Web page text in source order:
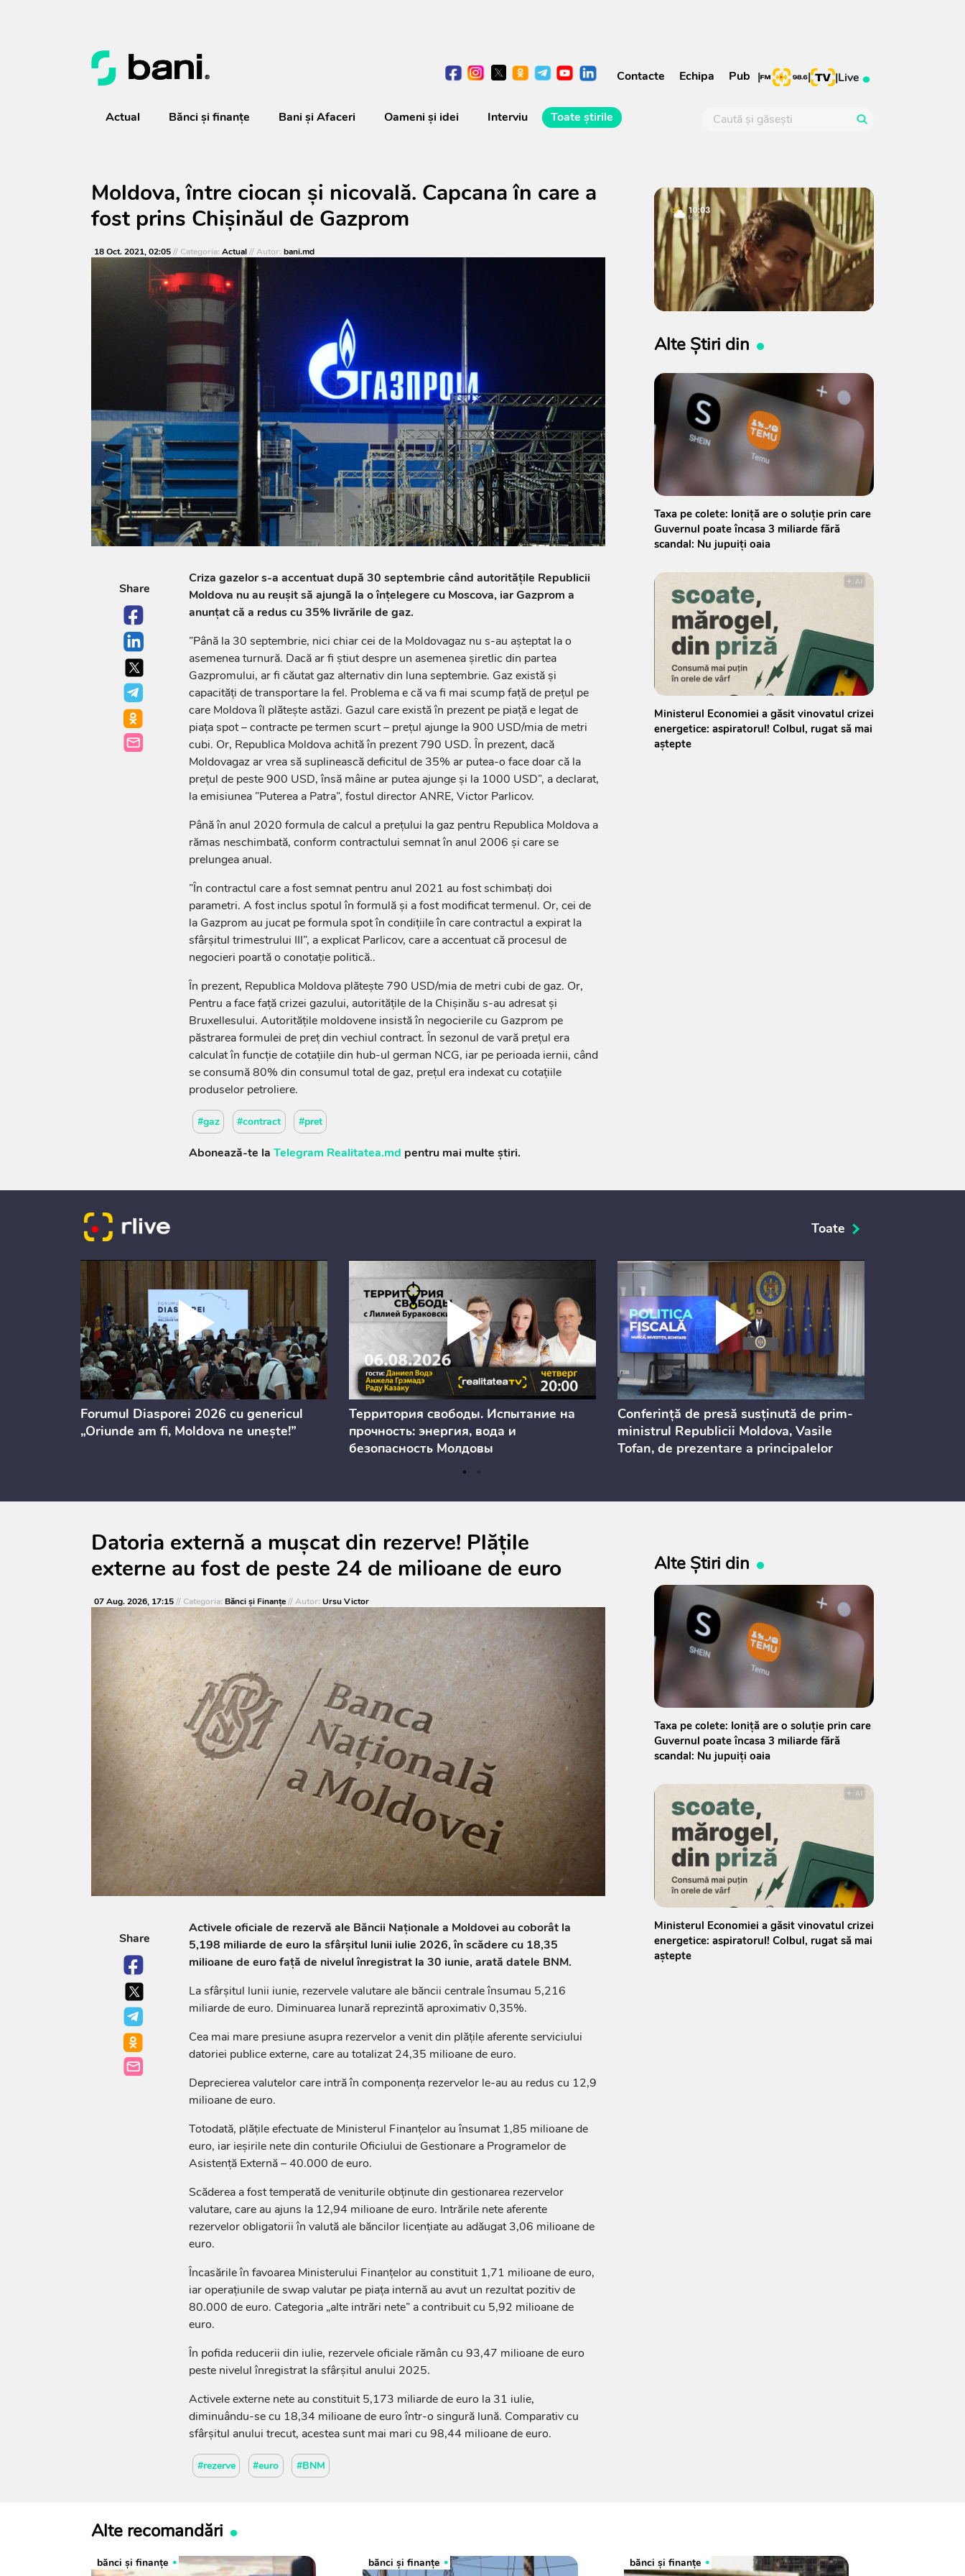
Contacte Echipa Pub | | |Live
Actual Bănci şi finanţe Bani și Afaceri Oameni şi idei Interviu Toate știrile
Moldova, între ciocan și nicovală. Capcana în care a
fost prins Chișinăul de Gazprom
18 Oct. 2021, 02:05// Categoria: Actual// Autor: bani.md
Share
Criza gazelor s-a accentuat după 30 septembrie când autoritățile Republicii
Moldova nu au reușit să ajungă la o înțelegere cu Moscova, iar Gazprom a
anunțat că a redus cu 35% livrările de gaz.
”Până la 30 septembrie, nici chiar cei de la Moldovagaz nu s-au așteptat la o
asemenea turnură. Dacă ar fi știut despre un asemenea șiretlic din partea
Gazpromului, ar fi căutat gaz alternativ din luna septembrie. Gaz există și
capacități de transportare la fel. Problema e că va fi mai scump față de prețul pe
care Moldova îl plătește astăzi. Gazul care există în prezent pe piață e legat de
piața spot – contracte pe termen scurt – prețul ajunge la 900 USD/mia de metri
cubi. Or, Republica Moldova achită în prezent 790 USD. În prezent, dacă
Moldovagaz ar vrea să suplinească deficitul de 35% ar putea-o face doar că la
prețul de peste 900 USD, însă mâine ar putea ajunge și la 1000 USD”, a declarat,
la emisiunea ”Puterea a Patra”, fostul director ANRE, Victor Parlicov.
Până în anul 2020 formula de calcul a prețului la gaz pentru Republica Moldova a
rămas neschimbată, conform contractului semnat în anul 2006 și care se
prelungea anual.
”În contractul care a fost semnat pentru anul 2021 au fost schimbați doi
parametri. A fost inclus spotul în formulă și a fost modificat termenul. Or, cei de
la Gazprom au jucat pe formula spot în condițiile în care contractul a expirat la
sfârșitul trimestrului III”, a explicat Parlicov, care a accentuat că procesul de
negocieri poartă o conotație politică..
În prezent, Republica Moldova plătește 790 USD/mia de metri cubi de gaz. Or,
Pentru a face față crizei gazului, autoritățile de la Chișinău s-au adresat și
Bruxellesului. Autoritățile moldovene insistă în negocierile cu Gazprom pe
păstrarea formulei de preț din vechiul contract. În sezonul de vară prețul era
calculat în funcție de cotațiile din hub-ul german NCG, iar pe perioada iernii, când
se consumă 80% din consumul total de gaz, prețul era indexat cu cotațiile
produselor petroliere.
#gaz #contract #pret
Abonează-te la Telegram Realitatea.md pentru mai multe știri.
Alte Știri din
Taxa pe colete: Ioniță are o soluție prin care
Guvernul poate încasa 3 miliarde fără
scandal: Nu jupuiți oaia
Ministerul Economiei a găsit vinovatul crizei
energetice: aspiratorul! Colbul, rugat să mai
aștepte
Toate
Forumul Diasporei 2026 cu genericul
„Oriunde am fi, Moldova ne unește!”
Территория свободы. Испытание на
прочность: энергия, вода и
безопасность Молдовы
Conferință de presă susținută de prim-
ministrul Republicii Moldova, Vasile
Tofan, de prezentare a principalelor
consultărilor publice
Datoria externă a mușcat din rezerve! Plățile
externe au fost de peste 24 de milioane de euro
07 Aug. 2026, 17:15// Categoria: Bănci şi Finanţe// Autor: Ursu Victor
Share
Activele oficiale de rezervă ale Băncii Naționale a Moldovei au coborât la
5,198 miliarde de euro la sfârșitul lunii iulie 2026, în scădere cu 18,35
milioane de euro față de nivelul înregistrat la 30 iunie, arată datele BNM.
La sfârșitul lunii iunie, rezervele valutare ale băncii centrale însumau 5,216
miliarde de euro. Diminuarea lunară reprezintă aproximativ 0,35%.
Cea mai mare presiune asupra rezervelor a venit din plățile aferente serviciului
datoriei publice externe, care au totalizat 24,35 milioane de euro.
Deprecierea valutelor care intră în componența rezervelor le-au au redus cu 12,9
milioane de euro.
Totodată, plățile efectuate de Ministerul Finanțelor au însumat 1,85 milioane de
euro, iar ieșirile nete din conturile Oficiului de Gestionare a Programelor de
Asistență Externă – 40.000 de euro.
Scăderea a fost temperată de veniturile obținute din gestionarea rezervelor
valutare, care au ajuns la 12,94 milioane de euro. Intrările nete aferente
rezervelor obligatorii în valută ale băncilor licențiate au adăugat 3,06 milioane de
euro.
Încasările în favoarea Ministerului Finanțelor au constituit 1,71 milioane de euro,
iar operațiunile de swap valutar pe piața internă au avut un rezultat pozitiv de
80.000 de euro. Categoria „alte intrări nete” a contribuit cu 5,92 milioane de
euro.
În pofida reducerii din iulie, rezervele oficiale rămân cu 93,47 milioane de euro
peste nivelul înregistrat la sfârșitul anului 2025.
Activele externe nete au constituit 5,173 miliarde de euro la 31 iulie,
diminuându-se cu 18,34 milioane de euro într-o singură lună. Comparativ cu
sfârșitul anului trecut, acestea sunt mai mari cu 98,44 milioane de euro.
#rezerve #euro #BNM
Alte Știri din
Taxa pe colete: Ioniță are o soluție prin care
Guvernul poate încasa 3 miliarde fără
scandal: Nu jupuiți oaia
Ministerul Economiei a găsit vinovatul crizei
energetice: aspiratorul! Colbul, rugat să mai
aștepte
Alte recomandări
bănci şi finanţe bănci şi finanţe bănci şi finanţe